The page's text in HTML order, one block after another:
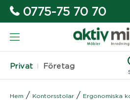
0775-75 70 70
Privat Företag
Hem / Kontorsstolar / Ergonomiska